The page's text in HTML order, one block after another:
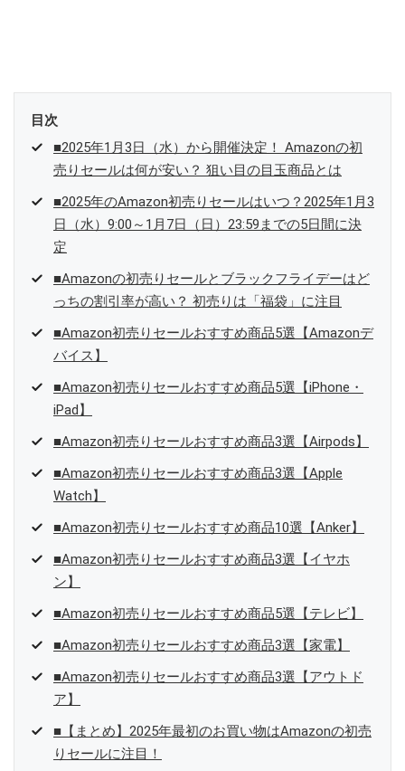
目次
■2025年1月3日（水）から開催決定！ Amazonの初
売りセールは何が安い？ 狙い目の目玉商品とは
■2025年のAmazon初売りセールはいつ？2025年1月3
日（水）9:00～1月7日（日）23:59までの5日間に決
定
■Amazonの初売りセールとブラックフライデーはど
っちの割引率が高い？ 初売りは「福袋」に注目
■Amazon初売りセールおすすめ商品5選【Amazonデ
バイス】
■Amazon初売りセールおすすめ商品5選【iPhone・
iPad】
■Amazon初売りセールおすすめ商品3選【Airpods】
■Amazon初売りセールおすすめ商品3選【Apple
Watch】
■Amazon初売りセールおすすめ商品10選【Anker】
■Amazon初売りセールおすすめ商品3選【イヤホ
ン】
■Amazon初売りセールおすすめ商品5選【テレビ】
■Amazon初売りセールおすすめ商品3選【家電】
■Amazon初売りセールおすすめ商品3選【アウトド
ア】
■【まとめ】2025年最初のお買い物はAmazonの初売
りセールに注目！